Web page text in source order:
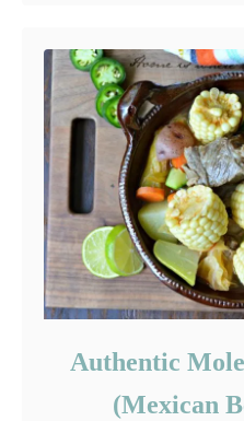
Authentic
(Mexican